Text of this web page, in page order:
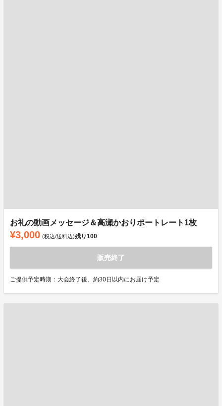
お礼の動画メッセージ＆高瀬かおりポートレート1枚
¥3,000 (税込/送料込)残り100
販売終了
ご提供予定時期：大会終了後、約30日以内にお届け予定